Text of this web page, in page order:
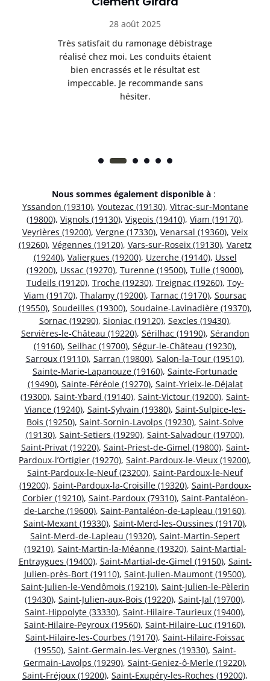
28 août 2025
Très satisfait du ramonage débistrage
réalisé chez moi. Les conduits étaient
bien encrassés et le résultat est
impeccable. Je recommande sans
hésiter.
Nous sommes également disponible à :
Yssandon (19310), Voutezac (19130), Vitrac-sur-Montane
(19800), Vignols (19130), Vigeois (19410), Viam (19170),
Veyrières (19200), Vergne (17330), Venarsal (19360), Veix
(19260), Végennes (19120), Vars-sur-Roseix (19130), Varetz
(19240), Valiergues (19200), Uzerche (19140), Ussel
(19200), Ussac (19270), Turenne (19500), Tulle (19000),
Tudeils (19120), Troche (19230), Treignac (19260), Toy-
Viam (19170), Thalamy (19200), Tarnac (19170), Soursac
(19550), Soudeilles (19300), Soudaine-Lavinadière (19370),
Sornac (19290), Sioniac (19120), Sexcles (19430),
Servières-le-Château (19220), Sérilhac (19190), Sérandon
(19160), Seilhac (19700), Ségur-le-Château (19230),
Sarroux (19110), Sarran (19800), Salon-la-Tour (19510),
Sainte-Marie-Lapanouze (19160), Sainte-Fortunade
(19490), Sainte-Féréole (19270), Saint-Yrieix-le-Déjalat
(19300), Saint-Ybard (19140), Saint-Victour (19200), Saint-
Viance (19240), Saint-Sylvain (19380), Saint-Sulpice-les-
Bois (19250), Saint-Sornin-Lavolps (19230), Saint-Solve
(19130), Saint-Setiers (19290), Saint-Salvadour (19700),
Saint-Privat (19220), Saint-Priest-de-Gimel (19800), Saint-
Pardoux-l’Ortigier (19270), Saint-Pardoux-le-Vieux (19200),
Saint-Pardoux-le-Neuf (23200), Saint-Pardoux-le-Neuf
(19200), Saint-Pardoux-la-Croisille (19320), Saint-Pardoux-
Corbier (19210), Saint-Pardoux (79310), Saint-Pantaléon-
de-Larche (19600), Saint-Pantaléon-de-Lapleau (19160),
Saint-Mexant (19330), Saint-Merd-les-Oussines (19170),
Saint-Merd-de-Lapleau (19320), Saint-Martin-Sepert
(19210), Saint-Martin-la-Méanne (19320), Saint-Martial-
Entraygues (19400), Saint-Martial-de-Gimel (19150), Saint-
Julien-près-Bort (19110), Saint-Julien-Maumont (19500),
Saint-Julien-le-Vendômois (19210), Saint-Julien-le-Pèlerin
(19430), Saint-Julien-aux-Bois (19220), Saint-Jal (19700),
Saint-Hippolyte (33330), Saint-Hilaire-Taurieux (19400),
Saint-Hilaire-Peyroux (19560), Saint-Hilaire-Luc (19160),
Saint-Hilaire-les-Courbes (19170), Saint-Hilaire-Foissac
(19550), Saint-Germain-les-Vergnes (19330), Saint-
Germain-Lavolps (19290), Saint-Geniez-ô-Merle (19220),
Saint-Fréjoux (19200), Saint-Exupéry-les-Roches (19200),